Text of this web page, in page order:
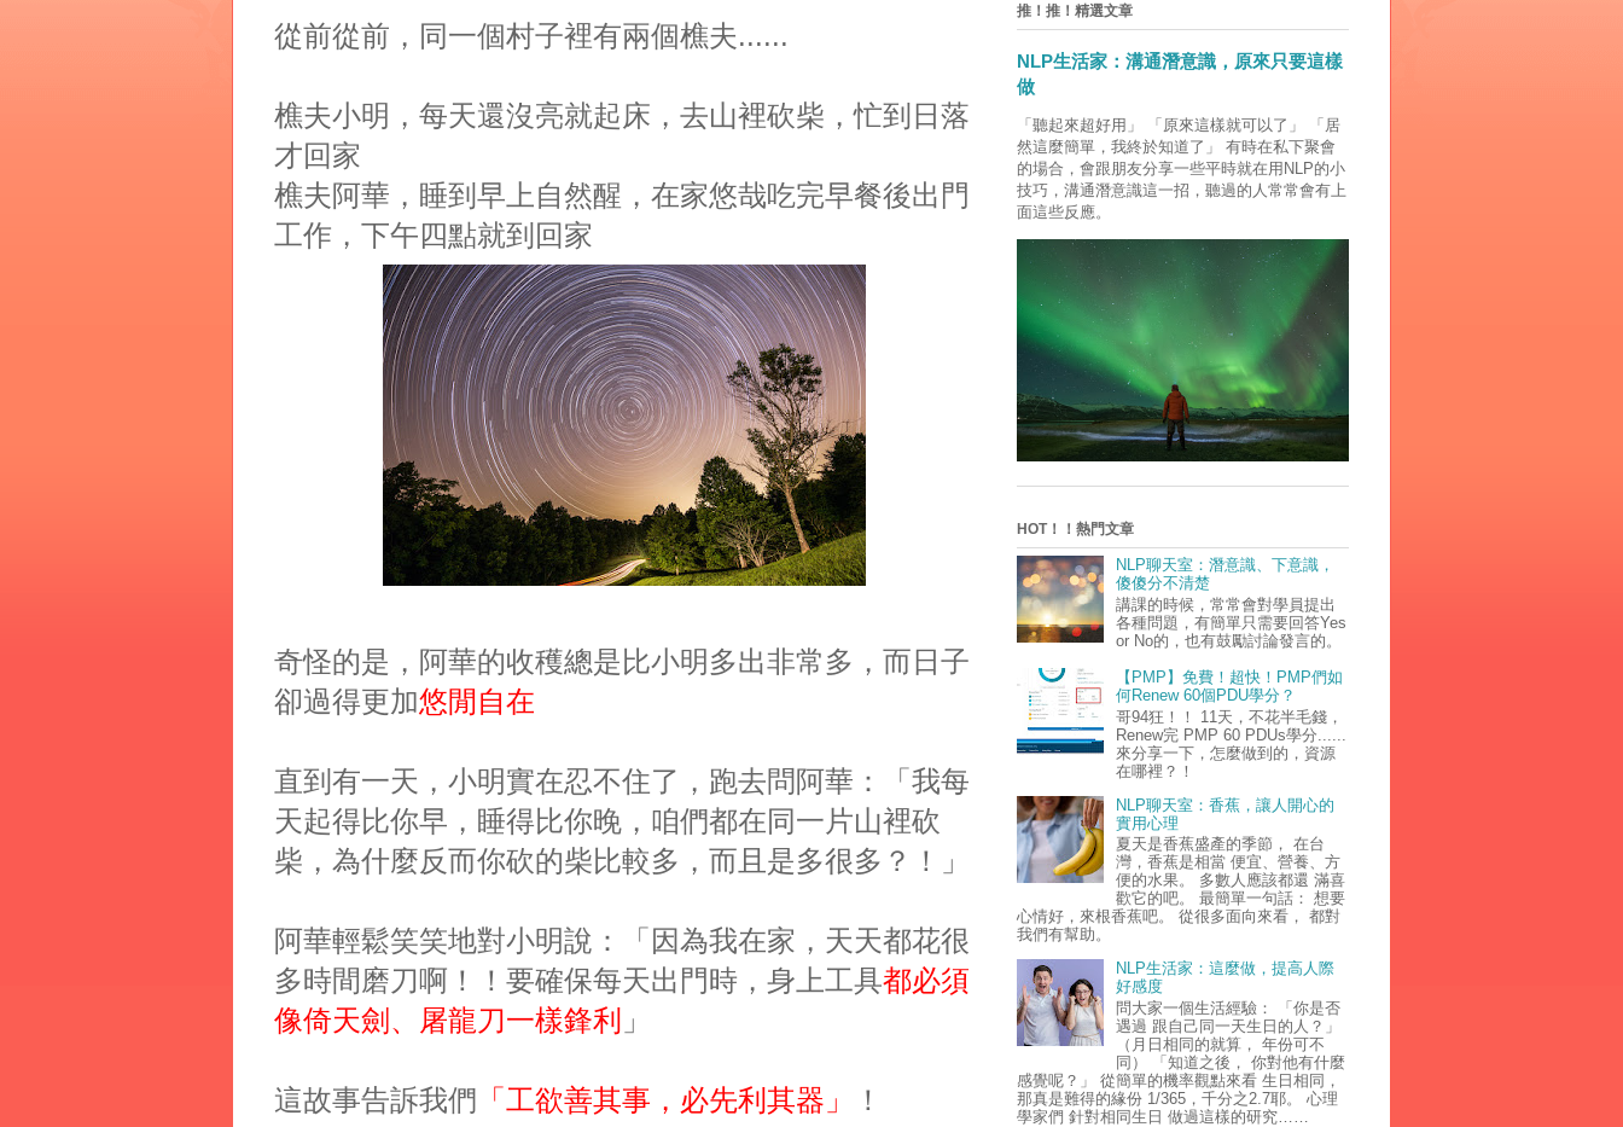
從前從前，同一個村子裡有兩個樵夫......
樵夫小明，每天還沒亮就起床，去山裡砍柴，忙到日落
才回家
樵夫阿華，睡到早上自然醒，在家悠哉吃完早餐後出門
工作，下午四點就到回家
奇怪的是，阿華的收穫總是比小明多出非常多，而日子
卻過得更加悠閒自在
直到有一天，小明實在忍不住了，跑去問阿華：「我每
天起得比你早，睡得比你晚，咱們都在同一片山裡砍
柴，為什麼反而你砍的柴比較多，而且是多很多 ？！」
阿華輕鬆笑笑地對小明說：「因為我在家，天天都花很
多時間磨刀啊！！要確保每天出門時，身上工具都必須
像倚天劍、屠龍刀一樣鋒利 」
這故事告訴我們 「工欲善其事，必先利其器」 ！
推！推！精選文章
NLP生活家：溝通潛意識，原來只要這樣
做
「聽起來超好用」 「原來這樣就可以了」 「居
然這麼簡單，我終於知道了」 有時在私下聚會
的場合，會跟朋友分享一些平時就在用NLP的小
技巧，溝通潛意識這一招，聽過的人常常會有上
面這些反應。
HOT！！熱門文章
NLP聊天室：潛意識、下意識，
傻傻分不清楚
講課的時候，常常會對學員提出
各種問題，有簡單只需要回答Yes
or No的，也有鼓勵討論發言的。
【PMP】免費！超快！PMP們如
何Renew 60個PDU學分？
哥94狂！！ 11天，不花半毛錢，
Renew完 PMP 60 PDUs學分......
來分享一下，怎麼做到的，資源
在哪裡？！
NLP聊天室：香蕉，讓人開心的
實用心理
夏天是香蕉盛產的季節， 在台
灣，香蕉是相當 便宜、營養、方
便的水果。 多數人應該都還 滿喜
歡它的吧。 最簡單一句話： 想要
心情好，來根香蕉吧。 從很多面向來看， 都對
我們有幫助。
NLP生活家：這麼做，提高人際
好感度
問大家一個生活經驗： 「你是否
遇過 跟自己同一天生日的人？」
（月日相同的就算， 年份可不
同） 「知道之後， 你對他有什麼
感覺呢？」 從簡單的機率觀點來看 生日相同，
那真是難得的緣份 1/365，千分之2.7耶。 心理
學家們 針對相同生日 做過這樣的研究……